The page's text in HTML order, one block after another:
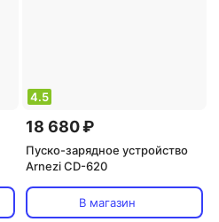
4.5
18 680 ₽
Пуско-зарядное устройство
Arnezi CD-620
В магазин